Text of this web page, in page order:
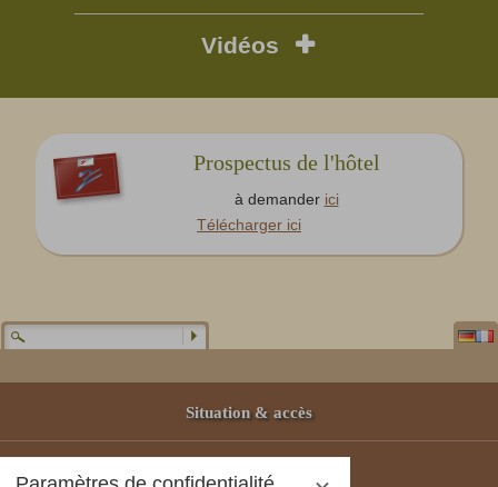
Vidéos
Prospectus de l'hôtel
à demander ici
Télécharger ici
Situation & accès
Partenaires